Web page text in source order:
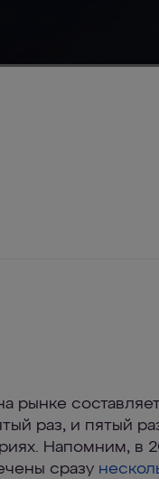
рынке
раз, и пятый
Напомним, в
сразу